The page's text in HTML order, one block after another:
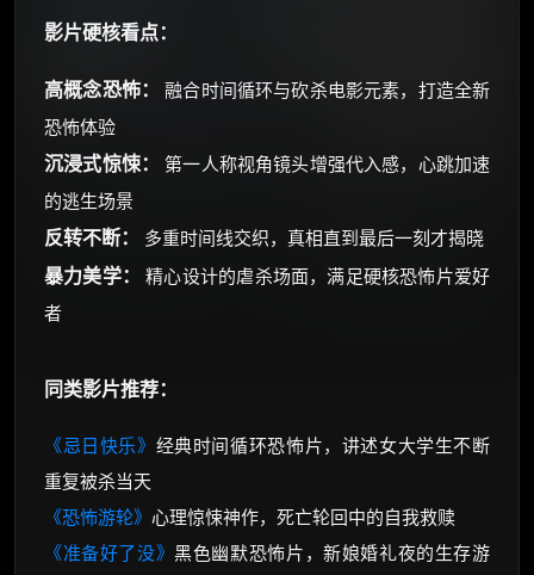
影片硬核看点：
高概念恐怖：
融合时间循环与砍杀电影元素，打造全新
恐怖体验
沉浸式惊悚：
第一人称视角镜头增强代入感，心跳加速
的逃生场景
反转不断： 多重时间线交织，真相直到最后一刻才揭晓
暴力美学：
精心设计的虐杀场面，满足硬核恐怖片爱好
者
同类影片推荐：
《忌日快乐》 经典时间循环恐怖片，讲述女大学生不断
重复被杀当天
《恐怖游轮》 心理惊悚神作，死亡轮回中的自我救赎
《准备好了没》黑色幽默恐怖片，新娘婚礼夜的生存游